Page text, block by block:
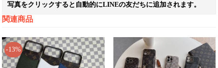
写真をクリックすると自動的にLINEの友だちに追加されます。
関連商品
-13%